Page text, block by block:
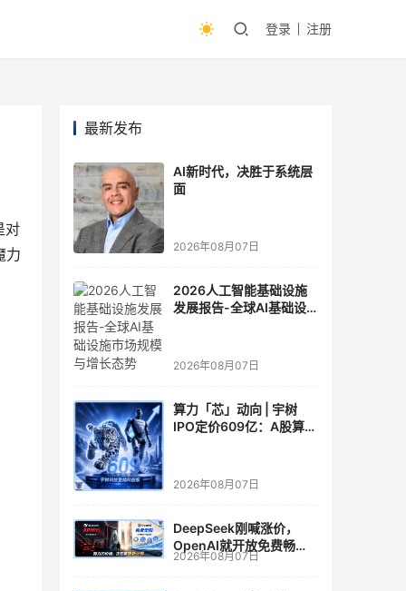
登录 注册
对
力
最新发布
AI新时代，决胜于系统层
面
2026年08月07日
2026人工智能基础设施
发展报告-全球AI基础设
2026年08月07日
算力「芯」动向 | 宇树
IPO定价609亿：A股算力
2026年08月07日
DeepSeek刚喊涨价，
OpenAI就开放免费畅
聊？大模型定价的平行宇
2026年08月07日